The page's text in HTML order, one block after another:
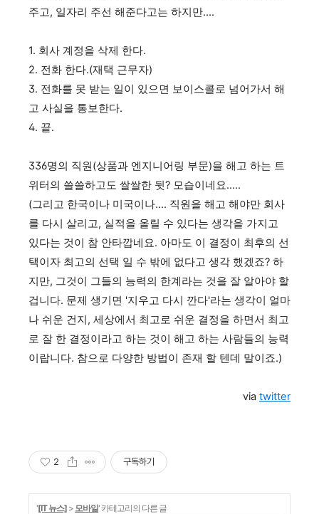
주고, 일자리 주선 해준다고는 하지만....
1. 회사 계정을 삭제 한다.
2. 전화 한다.(재택 근무자)
3. 전화를 못 받는 일이 있으면 보이스콜로 넘어가서 해
고 사실을 통보한다.
4. 끝.
336명의 직원(상품과 엔지니어링 부문)을 해고 하는 트
위터의 쓸쓸하고도 쌀쌀한 뒷? 모습이네요.....
(그리고 한국이나 미국이나.... 직원을 해고 해야만 회사
를 다시 살리고, 실적을 올릴 수 있다는 생각을 가지고
있다는 것이 참 안타깝네요. 아마도 이 결정이 최후의 선
택이자 최고의 선택 일 수 밖에 없다고 생각 했겠죠? 하
지만, 그것이 그들의 능력의 한계라는 것을 잘 알아야 할
겁니다. 문제 생기면 '지우고 다시 깐다'라는 생각이 얼마
나 쉬운 건지, 세상에서 최고로 쉬운 결정을 하면서 최고
로 잘 한 결정이라고 하는 것이 해고 하는 사람들의 능력
이랍니다. 참으로 다양한 방법이 존재 할 텐데 말이죠.)
via twitter
2 구독하기
'[IT 뉴스] > 모바일' 카테고리의 다른 글